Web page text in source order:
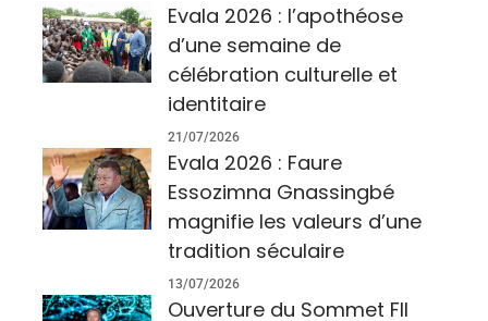
Evala 2026 : l’apothéose
d’une semaine de
célébration culturelle et
identitaire
21/07/2026
Evala 2026 : Faure
Essozimna Gnassingbé
magnifie les valeurs d’une
tradition séculaire
13/07/2026
Ouverture du Sommet FII